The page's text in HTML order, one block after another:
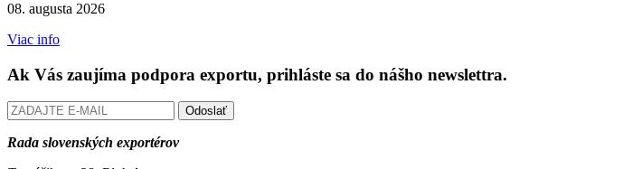
08. augusta 2026
Viac info
Ak Vás zaujíma podpora exportu, prihláste sa do nášho newslettra.
Odoslať
Rada slovenských exportérov